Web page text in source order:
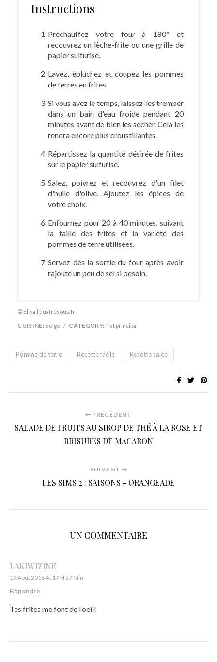
Instructions
Préchauffez votre four à 180° et
recouvrez un lèche-frite ou une grille de
papier sulfurisé.
Lavez, épluchez et coupez les pommes
de terres en frites.
Si vous avez le temps, laissez-les tremper
dans un bain d'eau froide pendant 20
minutes avant de bien les sécher. Cela les
rendra encore plus croustillantes.
Répartissez la quantité désirée de frites
sur le papier sulfurisé.
Salez, poivrez et recouvrez d'un filet
d'huile d'olive. Ajoutez les épices de
votre choix.
Enfournez pour 20 à 40 minutes, suivant
la taille des frites et la variété des
pommes de terre utilisées.
Servez dès la sortie du four après avoir
rajouté un peu de sel si besoin.
© Elisa | quatresous.fr
CUISINE: Belge / CATEGORY: Plat principal
Pomme de terre Recette facile Recette salée
PRÉCÉDENT
SALADE DE FRUITS AU SIROP DE THÉ À LA ROSE ET
BRISURES DE MACARON
SUIVANT
LES SIMS 2 : SAISONS - ORANGEADE
UN COMMENTAIRE
LAKIWIZINE
13 Août 2018 At 17 H 37 Min
Répondre
Tes frites me font de l’oeil!